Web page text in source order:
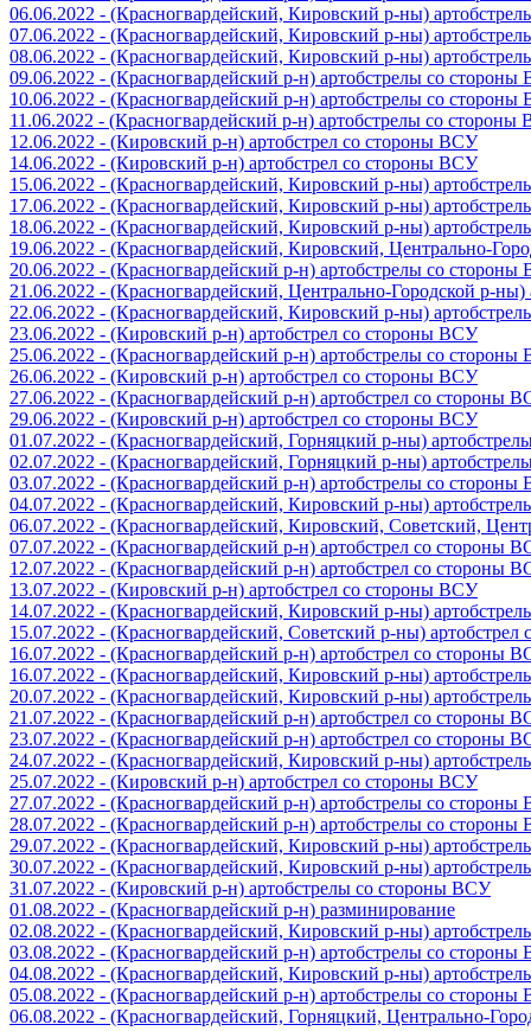
06.06.2022 - (Красногвардейский, Кировский р-ны)
07.06.2022 - (Красногвардейский, Кировский р-ны)
08.06.2022 - (Красногвардейский, Кировский р-ны)
09.06.2022 - (Красногвардейский р-н) артобстрелы со
10.06.2022 - (Красногвардейский р-н) артобстрелы со
11.06.2022 - (Красногвардейский р-н) артобстрелы со стороны
12.06.2022 - (Кировский р-н) артобстрел со стороны ВСУ
14.06.2022 - (Кировский р-н) артобстрел со стороны ВСУ
15.06.2022 - (Красногвардейский, Кировский р-ны)
17.06.2022 - (Красногвардейский, Кировский р-ны)
18.06.2022 - (Красногвардейский, Кировский р-ны)
19.06.2022 - (Красногвардейский, Кировский, Центрально-
20.06.2022 - (Красногвардейский р-н) артобстрелы со
21.06.2022 - (Красногвардейский, Центрально-Городской р-
22.06.2022 - (Красногвардейский, Кировский р-ны)
23.06.2022 - (Кировский р-н) артобстрел со стороны ВСУ
25.06.2022 - (Красногвардейский р-н) артобстрелы со
26.06.2022 - (Кировский р-н) артобстрел со стороны ВСУ
27.06.2022 - (Красногвардейский р-н) артобстрел со стороны
29.06.2022 - (Кировский р-н) артобстрел со стороны ВСУ
01.07.2022 - (Красногвардейский, Горняцкий р-ны)
02.07.2022 - (Красногвардейский, Горняцкий р-ны)
03.07.2022 - (Красногвардейский р-н) артобстрелы со
04.07.2022 - (Красногвардейский, Кировский р-ны)
06.07.2022 - (Красногвардейский, Кировский, Советский,
07.07.2022 - (Красногвардейский р-н) артобстрел со стороны
12.07.2022 - (Красногвардейский р-н) артобстрел со стороны
13.07.2022 - (Кировский р-н) артобстрел со стороны ВСУ
14.07.2022 - (Красногвардейский, Кировский р-ны)
15.07.2022 - (Красногвардейский, Советский р-ны)
16.07.2022 - (Красногвардейский р-н) артобстрел со стороны
16.07.2022 - (Красногвардейский, Кировский р-ны)
20.07.2022 - (Красногвардейский, Кировский р-ны)
21.07.2022 - (Красногвардейский р-н) артобстрел со стороны
23.07.2022 - (Красногвардейский р-н) артобстрел со стороны
24.07.2022 - (Красногвардейский, Кировский р-ны)
25.07.2022 - (Кировский р-н) артобстрел со стороны ВСУ
27.07.2022 - (Красногвардейский р-н) артобстрелы со
28.07.2022 - (Красногвардейский р-н) артобстрелы со
29.07.2022 - (Красногвардейский, Кировский р-ны)
30.07.2022 - (Красногвардейский, Кировский р-ны)
31.07.2022 - (Кировский р-н) артобстрелы со стороны ВСУ
01.08.2022 - (Красногвардейский р-н) разминирование
02.08.2022 - (Красногвардейский, Кировский р-ны)
03.08.2022 - (Красногвардейский р-н) артобстрелы со
04.08.2022 - (Красногвардейский, Кировский р-ны)
05.08.2022 - (Красногвардейский р-н) артобстрелы со
06.08.2022 - (Красногвардейский, Горняцкий, Центрально-